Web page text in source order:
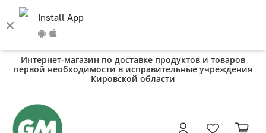
Install App
Интернет-магазин по доставке продуктов и товаров
первой необходимости в исправительные учреждения
Кировской области